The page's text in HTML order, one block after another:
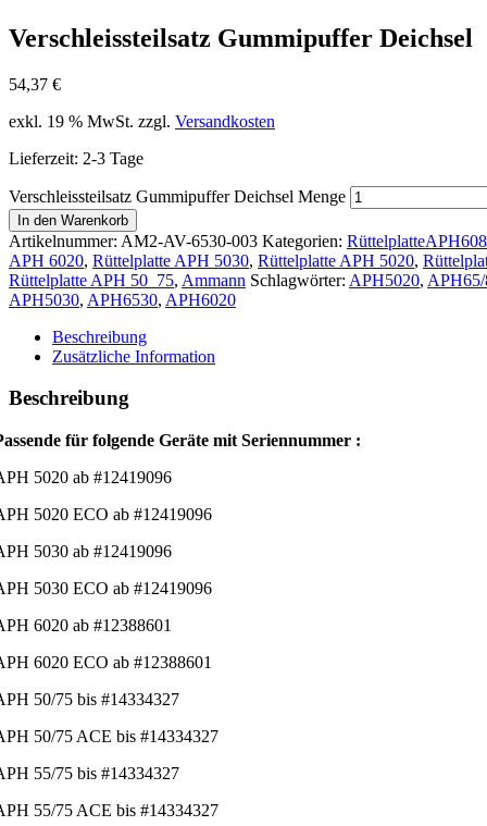
Verschleissteilsatz Gummipuffer Deichsel
54,37 €
exkl. 19 % MwSt. zzgl. Versandkosten
Lieferzeit: 2-3 Tage
Verschleissteilsatz Gummipuffer Deichsel Menge
In den Warenkorb
Artikelnummer: AM2-AV-6530-003 Kategorien:
APH 6020, Rüttelplatte APH 5030, Rüttelplatte APH 5020,
Rüttelplatte APH 50_75, Ammann Schlagwörter: APH5020,
APH5030, APH6530, APH6020
Beschreibung
Zusätzliche Information
Beschreibung
für folgende Geräte mit Seriennummer :
5020 ab #12419096
5020 ECO ab #12419096
5030 ab #12419096
5030 ECO ab #12419096
6020 ab #12388601
6020 ECO ab #12388601
50/75 bis #14334327
50/75 ACE bis #14334327
55/75 bis #14334327
55/75 ACE bis #14334327